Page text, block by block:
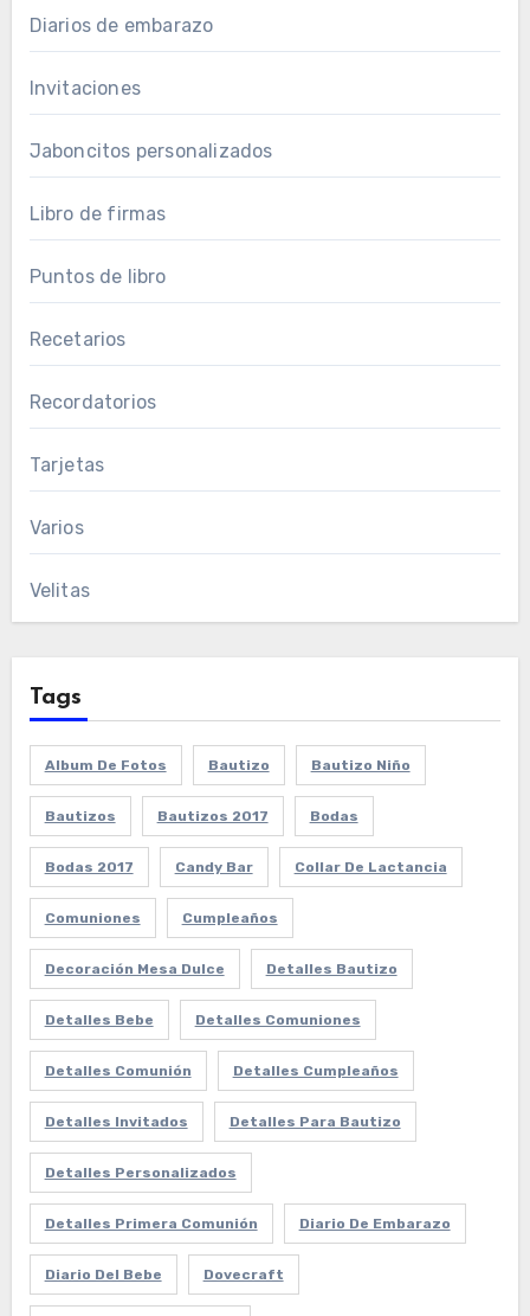
Diarios de embarazo
Invitaciones
Jaboncitos personalizados
Libro de firmas
Puntos de libro
Recetarios
Recordatorios
Tarjetas
Varios
Velitas
Tags
Album De Fotos Bautizo Bautizo Niño
Bautizos Bautizos 2017 Bodas
Bodas 2017 Candy Bar Collar De Lactancia
Comuniones Cumpleaños
Decoración Mesa Dulce Detalles Bautizo
Detalles Bebe Detalles Comuniones
Detalles Comunión Detalles Cumpleaños
Detalles Invitados Detalles Para Bautizo
Detalles Personalizados
Detalles Primera Comunión Diario De Embarazo
Diario Del Bebe Dovecraft